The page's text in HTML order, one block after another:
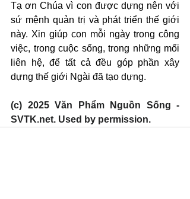
Tạ ơn Chúa vì con được dựng nên với
sứ mệnh quản trị và phát triển thế giới
này. Xin giúp con mỗi ngày trong công
việc, trong cuộc sống, trong những mối
liên hệ, để tất cả đều góp phần xây
dựng thế giới Ngài đã tạo dựng.
(c) 2025 Văn Phẩm Nguồn Sống -
SVTK.net. Used by permission.